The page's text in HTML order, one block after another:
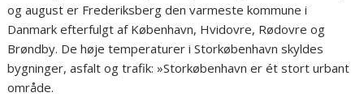
og august er Frederiksberg den varmeste kommune i
Danmark efterfulgt af København, Hvidovre, Rødovre og
Brøndby. De høje temperaturer i Storkøbenhavn skyldes
bygninger, asfalt og trafik: »Storkøbenhavn er ét stort urbant
område.